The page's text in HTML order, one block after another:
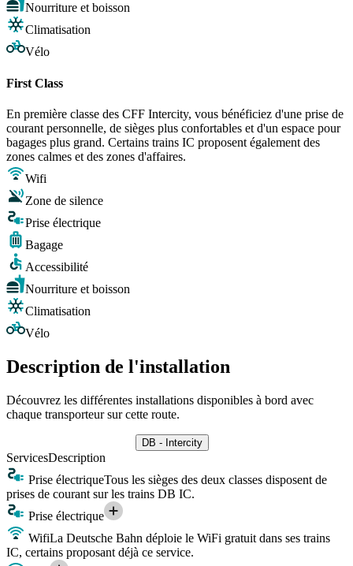
Nourriture et boisson
Climatisation
Vélo
First Class
En première classe des CFF Intercity, vous bénéficiez d'une prise de
courant personnelle, de sièges plus confortables et d'un espace pour
bagages plus grand. Certains trains IC proposent également des
zones calmes et des zones d'affaires.
Wifi
Zone de silence
Prise électrique
Bagage
Accessibilité
Nourriture et boisson
Climatisation
Vélo
Description de l'installation
Découvrez les différentes installations disponibles à bord avec
chaque transporteur sur cette route.
DB - Intercity
ServicesDescription
Prise électriqueTous les sièges des deux classes disposent de
prises de courant sur les trains DB IC.
Prise électrique
WifiLa Deutsche Bahn déploie le WiFi gratuit dans ses trains
IC, certains proposant déjà ce service.